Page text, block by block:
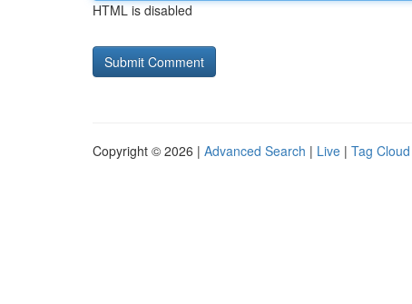
HTML is disabled
Copyright © 2026 | Advanced Search | Live | Tag Cloud